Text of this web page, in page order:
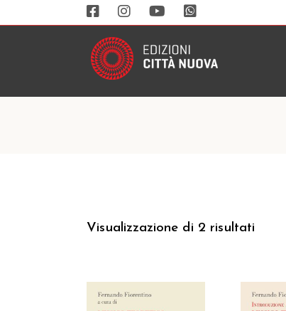
Visualizzazione di 2 risultati